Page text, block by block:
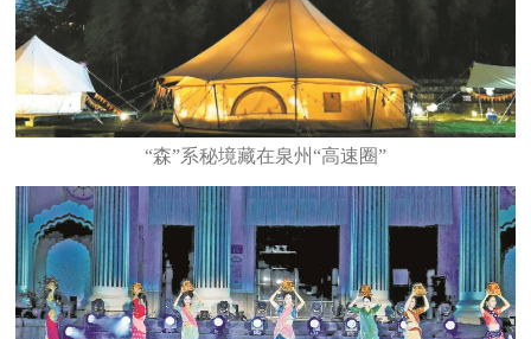
“森”系秘境藏在泉州“高速圈”